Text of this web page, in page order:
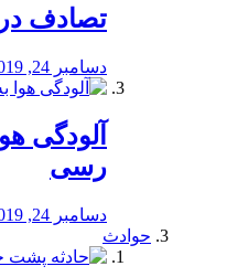
تصادف
دسامبر 24, 2019
آلودگی
رسی
دسامبر 24, 2019
حوادث